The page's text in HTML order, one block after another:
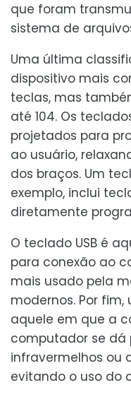
que foram
sistema de
Uma última
dispositivo mais
teclas, mas
até 104. Os
projetados para
ao usuário,
dos braços. Um
exemplo, inclui
diretamente
O teclado USB é
para conexão ao
mais usado pela
modernos. Por
aquele em que a
computador se dá
infravermelhos ou
evitando o uso do